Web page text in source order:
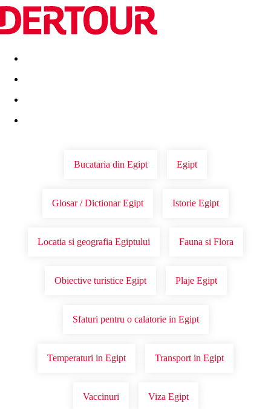
Destinatii Vacanta perfecta OFERTE DE NERATAT
Bucataria din Egipt Egipt
Glosar / Dictionar Egipt Istorie Egipt
Locatia si geografia Egiptului Fauna si Flora
Obiective turistice Egipt Plaje Egipt
Sfaturi pentru o calatorie in Egipt
Temperaturi in Egipt Transport in Egipt
Vaccinuri Viza Egipt